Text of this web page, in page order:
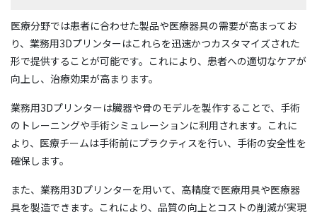
医療分野では患者に合わせた製品や医療器具の需要が高まってお
り、業務用3Dプリンターはこれらを迅速かつカスタマイズされた
形で提供することが可能です。これにより、患者への適切なケアが
向上し、治療効果が高まります。
業務用3Dプリンターは臓器や骨のモデルを製作することで、手術
のトレーニングや手術シミュレーションに利用されます。これに
より、医療チームは手術前にプラクティスを行い、手術の安全性を
確保します。
また、業務用3Dプリンターを用いて、高精度で医療用具や医療器
具を製造できます。これにより、品質の向上とコストの削減が実現